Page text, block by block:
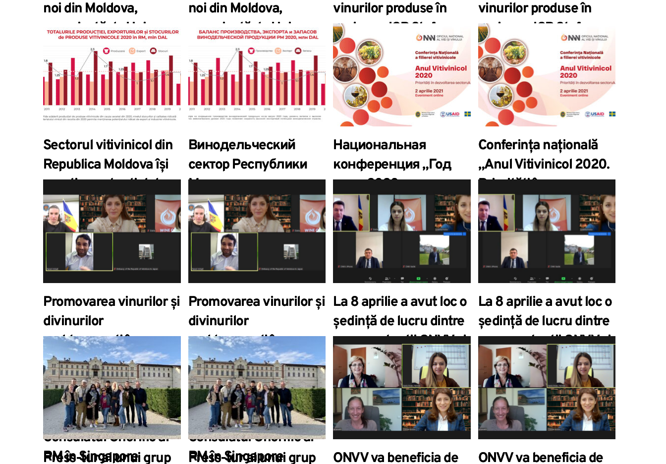
noi din Moldova,
organizată de Uniunea
Comercial Financiară
Rusă în parteneriat cu
NOVIKOV GROUP
noi din Moldova,
organizată de Uniunea
Comercial Financiară
Rusă în parteneriat cu
NOVIKOV GROUP
vinurilor produse în
regiunea IGP Ștefan
Vodă
vinurilor produse în
regiunea IGP Ștefan
Vodă
Sectorul vitivinicol din
Republica Moldova își
menține potențialul
competitiv pentru
dezvoltarea ulterioară
Винодельческий
сектор Республики
Молдова сохраняет
высокий потенциал
для дальнейшего
развития
Национальная
конференция „Год
вина 2020.
Приоритеты развития
отрасли”
Conferința națională
„Anul Vitivinicol 2020.
Priorități în
dezvoltarea
sectorului”
Promovarea vinurilor și
divinurilor
moldovenești în
Singapore discutată la
ședința online dintre
ONVV, Ambasada
Moldovei în Japonia și
Consulatul Onorific al
RM în Singapore
Promovarea vinurilor și
divinurilor
moldovenești în
Singapore discutată la
ședința online dintre
ONVV, Ambasada
Moldovei în Japonia și
Consulatul Onorific al
RM în Singapore
La 8 aprilie a avut loc o
ședință de lucru dintre
reprezentanții ONVV și
Ambasada Republicii
Moldova în Republica
Cehă
La 8 aprilie a avut loc o
ședință de lucru dintre
reprezentanții ONVV și
Ambasada Republicii
Moldova în Republica
Cehă
Press-tur al unui grup
Press-tur al unui grup
ONVV va beneficia de
ONVV va beneficia de